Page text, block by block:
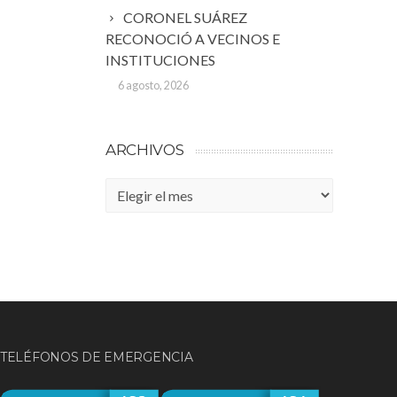
CORONEL SUÁREZ
RECONOCIÓ A VECINOS E
INSTITUCIONES
6 agosto, 2026
ARCHIVOS
Archivos
TELÉFONOS DE EMERGENCIA